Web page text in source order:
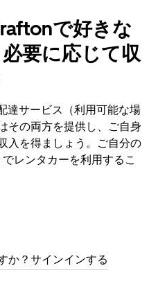
で好きな
要に応じて収
サービス（利用可能な場
その両方を提供し、ご自身
入を得ましょう。ご自分の
レンタカーを利用するこ
か？サインインする